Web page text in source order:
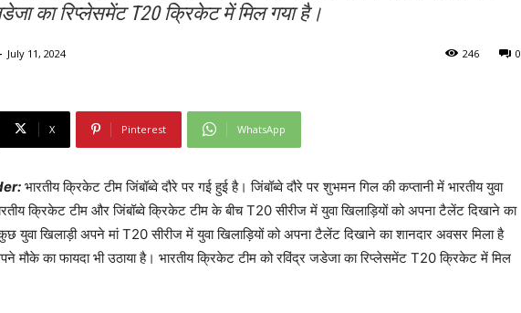
का रिप्लेसमेंट T20 क्रिकेट में मिल गया है।
July 11, 2024 0
246
X Pinterest WhatsApp
भारतीय क्रिकेट टीम जिंबॉब्वे दौरे पर गई हुई है। जिंबॉब्वे दौरे पर शुभमन गिल की कप्तानी में भारतीय युवा
क्रिकेट टीम और जिंबॉब्वे क्रिकेट टीम के बीच T20 सीरीज में युवा खिलाड़ियों को अपना टैलेंट दिखाने का
युवा खिलाड़ी अपने मां T20 सीरीज में युवा खिलाड़ियों को अपना टैलेंट दिखाने का शानदार अवसर मिला है
मौके का फायदा भी उठाया है। भारतीय क्रिकेट टीम को रविंद्र जडेजा का रिप्लेसमेंट T20 क्रिकेट में मिल